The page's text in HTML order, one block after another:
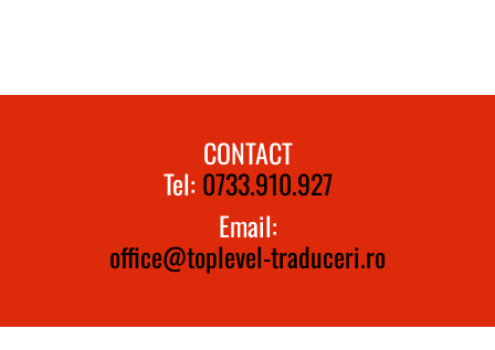
CONTACT
Tel: 0733.910.927
Email:
office@toplevel-traduceri.ro